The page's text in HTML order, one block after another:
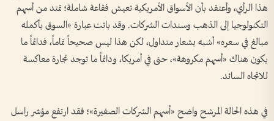
هذا الرأي، وأعتقد بأن الأسواق الأمريكية تعيش فقاعة شاملة؛ تمتد من أسهم
التكنولوجيا إلى الذهب وسندات الشركات. وقد باتت عبارة «السوق بأكمله
مبالغ في سعره» أشبه بشعار متداول، لكن هذا ليس صحيحاً تماماً، فدائماً ما
يكون هناك «أسهم مكروهة»، حتى في أمريكا، ودائماً ما توجد تجارة معاكسة
للاتجاه السائد.
في هذه الحالة المرشح واضح «أسهم الشركات الصغيرة»؛ فقد ارتفع مؤشر راسل